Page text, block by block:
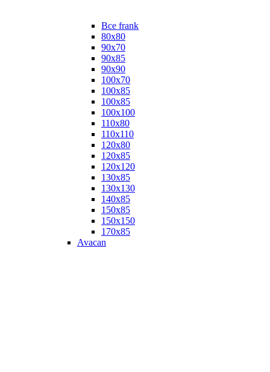
Все frank
80х80
90х70
90х85
90х90
100х70
100х85
100х85
100х100
110х80
110х110
120х80
120х85
120х120
130х85
130х130
140х85
150х85
150х150
170х85
Avacan